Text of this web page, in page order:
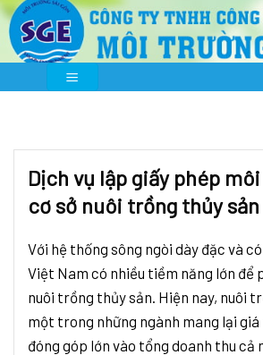
Skip
to
content
Dịch vụ lập giấy phép
cơ sở nuôi trồng thủy sản
Với hệ thống sông ngòi dày đặc và
Việt Nam có nhiều tiềm năng lớn để
nuôi trồng thủy sản. Hiện nay, nuôi
một trong những ngành mang lại
đóng góp lớn vào tổng doanh thu cả